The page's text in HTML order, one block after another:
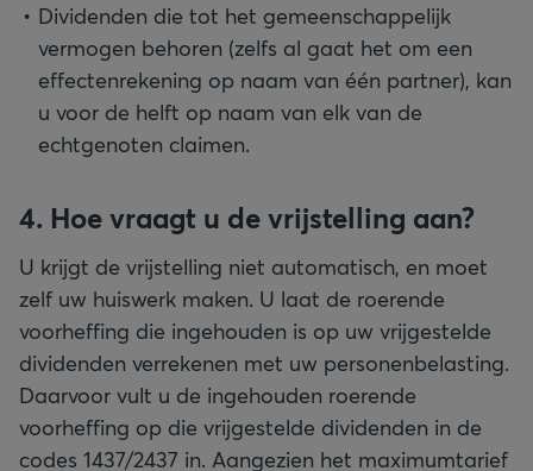
Dividenden die tot het gemeenschappelijk
vermogen behoren (zelfs al gaat het om een
effectenrekening op naam van één partner), kan
u voor de helft op naam van elk van de
4. Hoe vraagt u de vrijstelling aan?
U krijgt de vrijstelling niet automatisch, en moet
zelf uw huiswerk maken. U laat de roerende
voorheffing die ingehouden is op uw vrijgestelde
dividenden verrekenen met uw personenbelasting.
Daarvoor vult u de ingehouden roerende
voorheffing op die vrijgestelde dividenden in de
codes 1437/2437 in. Aangezien het maximumtarief